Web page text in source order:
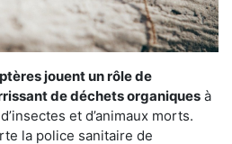
jouent un rôle de
de déchets organiques à
et d’animaux morts.
la police sanitaire de